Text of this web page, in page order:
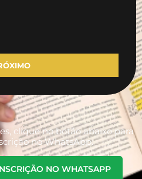
clique no botão abaixo para
no WhatsApp:
NO WHATSAPP